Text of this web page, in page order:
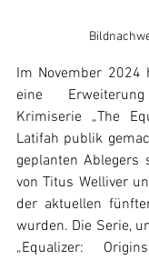
Im November 2024
eine
Krimiserie „The
Latifah publik
geplanten Ablegers
von Titus Welliver
der aktuellen
wurden. Die Serie,
„Equalizer: